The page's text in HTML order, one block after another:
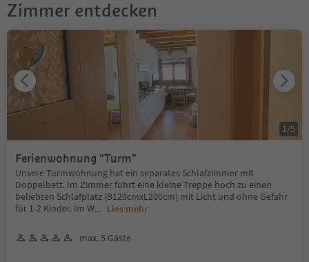
Zimmer entdecken
Ferienwohnung "Turm"
Unsere Turmwohnung hat ein separates Schlafzimmer mit
Doppelbett. Im Zimmer führt eine kleine Treppe hoch zu einen
beliebten Schlafplatz (B120cmxL200cm) mit Licht und ohne Gefahr
für 1-2 Kinder. Im W... Lies mehr
max. 5 Gäste
1 /5